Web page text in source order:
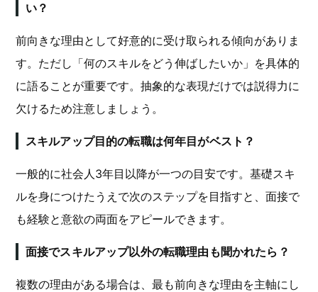
い？
前向きな理由として好意的に受け取られる傾向がありま
す。ただし「何のスキルをどう伸ばしたいか」を具体的
に語ることが重要です。抽象的な表現だけでは説得力に
欠けるため注意しましょう。
スキルアップ目的の転職は何年目がベスト？
一般的に社会人3年目以降が一つの目安です。基礎スキ
ルを身につけたうえで次のステップを目指すと、面接で
も経験と意欲の両面をアピールできます。
面接でスキルアップ以外の転職理由も聞かれたら？
複数の理由がある場合は、最も前向きな理由を主軸にし